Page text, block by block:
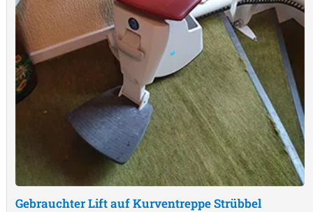
Gebrauchter Lift auf KurventreppeStrübbel